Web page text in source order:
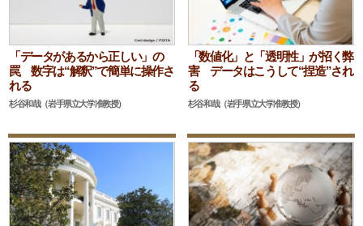
「データがあるから正しい」の
罠 数字は“解釈”で簡単に操作さ
れる
杉谷和哉（岩手県立大学准教授）
「数値化」と「透明性」が招く弊
害 データはこうして“捏造”され
る
杉谷和哉（岩手県立大学准教授）